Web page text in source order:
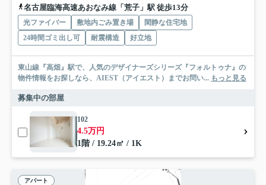
名古屋臨海高速あおなみ線「荒子」駅 徒歩13分
光ファイバー 敷地内ごみ置き場
閑静な住宅地
24時間ゴミ出し可
耐震構造 好立地
東山線『高畑』駅で、人気のデザイナーズシリーズ『フォルトゥナ』の
物件情報をお探しなら、AIEST（アイエスト）までお問い... もっと見る
募集中の部屋
102
4.5万円
1階 / 19.24㎡ / 1K
アパート